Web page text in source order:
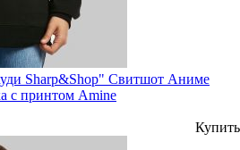
Sharp&Shop" Свитшот Аниме
с принтом Amine
Купить